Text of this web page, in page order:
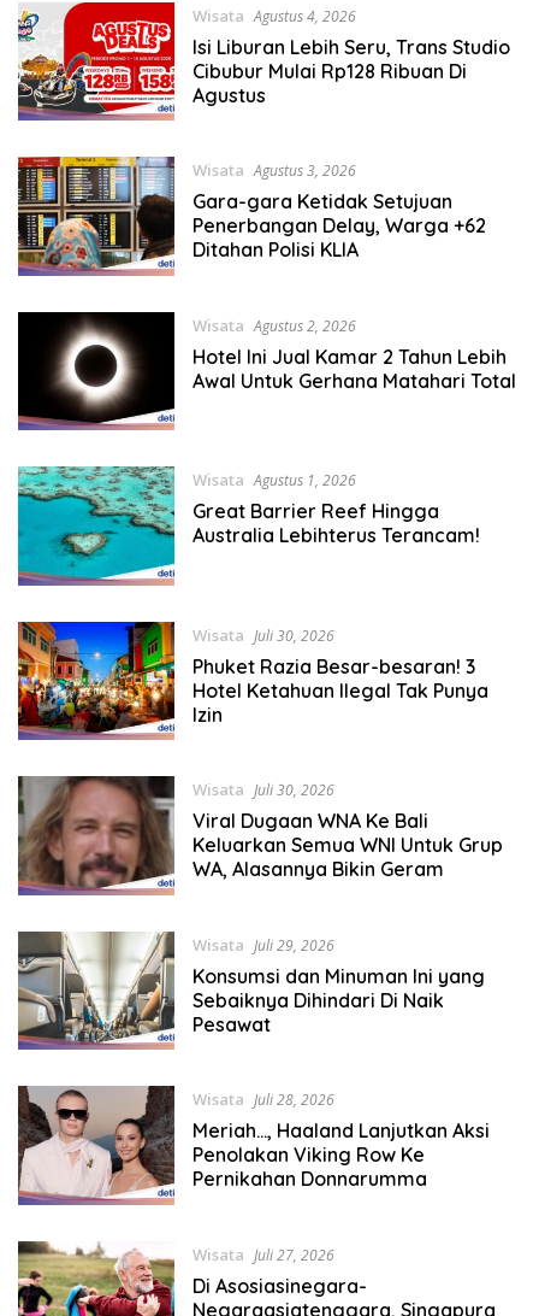
Wisata Agustus 4, 2026
Isi Liburan Lebih Seru, Trans Studio
Cibubur Mulai Rp128 Ribuan Di
Agustus
Wisata Agustus 3, 2026
Gara-gara Ketidak Setujuan
Penerbangan Delay, Warga +62
Ditahan Polisi KLIA
Wisata Agustus 2, 2026
Hotel Ini Jual Kamar 2 Tahun Lebih
Awal Untuk Gerhana Matahari Total
Wisata Agustus 1, 2026
Great Barrier Reef Hingga
Australia Lebihterus Terancam!
Wisata Juli 30, 2026
Phuket Razia Besar-besaran! 3
Hotel Ketahuan Ilegal Tak Punya
Izin
Wisata Juli 30, 2026
Viral Dugaan WNA Ke Bali
Keluarkan Semua WNI Untuk Grup
WA, Alasannya Bikin Geram
Wisata Juli 29, 2026
Konsumsi dan Minuman Ini yang
Sebaiknya Dihindari Di Naik
Pesawat
Wisata Juli 28, 2026
Meriah…, Haaland Lanjutkan Aksi
Penolakan Viking Row Ke
Pernikahan Donnarumma
Wisata Juli 27, 2026
Di Asosiasinegara-
Negaraasiatenggara, Singapura